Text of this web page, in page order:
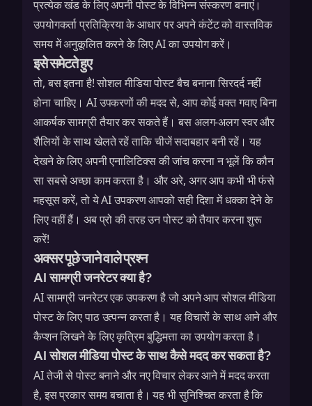
प्रत्येक खंड के लिए अपनी पोस्ट के विभिन्न संस्करण बनाएं।
उपयोगकर्ता प्रतिक्रिया के आधार पर अपने कंटेंट को वास्तविक
समय में अनुकूलित करने के लिए AI का उपयोग करें।
इसे समेटते हुए
तो, बस इतना है! सोशल मीडिया पोस्ट बैच बनाना सिरदर्द नहीं
होना चाहिए। AI उपकरणों की मदद से, आप कोई वक्त गवाए बिना
आकर्षक सामग्री तैयार कर सकते हैं। बस अलग-अलग स्वर और
शैलियों के साथ खेलते रहें ताकि चीजें सदाबहार बनी रहें। यह
देखने के लिए अपनी एनालिटिक्स की जांच करना न भूलें कि कौन
सा सबसे अच्छा काम करता है। और अरे, अगर आप कभी भी फंसे
महसूस करें, तो ये AI उपकरण आपको सही दिशा में धक्का देने के
लिए वहीं हैं। अब प्रो की तरह उन पोस्ट को तैयार करना शुरू
करें!
अक्सर पूछे जाने वाले प्रश्न
AI सामग्री जनरेटर क्या है?
AI सामग्री जनरेटर एक उपकरण है जो अपने आप सोशल मीडिया
पोस्ट के लिए पाठ उत्पन्न करता है। यह विचारों के साथ आने और
कैप्शन लिखने के लिए कृत्रिम बुद्धिमत्ता का उपयोग करता है।
AI सोशल मीडिया पोस्ट के साथ कैसे मदद कर सकता है?
AI तेजी से पोस्ट बनाने और नए विचार लेकर आने में मदद करता
है, इस प्रकार समय बचाता है। यह भी सुनिश्चित करता है कि